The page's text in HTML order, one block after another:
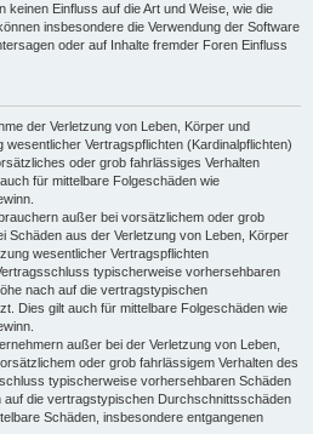
keinen Einfluss auf die Art und Weise, wie die
insbesondere die Verwendung der Software
oder auf Inhalte fremder Foren Einfluss
der Verletzung von Leben, Körper und
wesentlicher Vertragspflichten (Kardinalpflichten)
oder grob fahrlässiges Verhalten
für mittelbare Folgeschäden wie
außer bei vorsätzlichem oder grob
Schäden aus der Verletzung von Leben, Körper
wesentlicher Vertragspflichten
typischerweise vorhersehbaren
nach auf die vertragstypischen
Dies gilt auch für mittelbare Folgeschäden wie
außer bei der Verletzung von Leben,
oder grob fahrlässigem Verhalten des
typischerweise vorhersehbaren Schäden
auf die vertragstypischen Durchschnittsschäden
Schäden, insbesondere entgangenen